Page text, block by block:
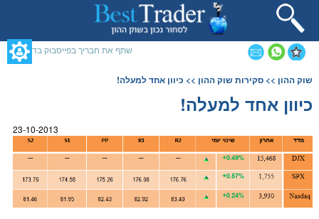
אינטרנט,
לחץ
מרכזי
שתף את חבריך בפייסבוק בדף זה
המרכזי,
ללחוץ
כדי
לאזור
הבא
שוק ההון >> סקירות שוק ההון >> כיוון אחד למעלה!
כיוון אחד למעלה!
23-10-2013